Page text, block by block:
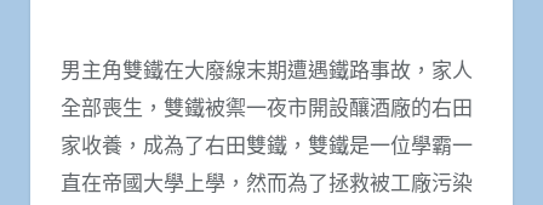
男主角雙鐵在大廢線末期遭遇鐵路事故，家人
全部喪生，雙鐵被禦一夜市開設釀酒廠的右田
家收養，成為了右田雙鐵，雙鐵是一位學霸一
直在帝國大學上學，然而為了拯救被工廠污染